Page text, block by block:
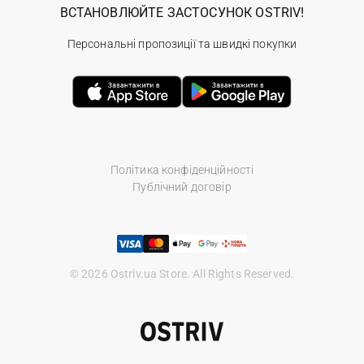
Політика конфіденційності
Публічний договір
© 2026 Ostriv.ua Store. All Rights Reserved.
ВСТАНОВЛЮЙТЕ ЗАСТОСУНОК OSTRIV!
Персональні пропозиції та швидкі покупки